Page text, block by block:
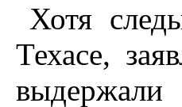
Хотя
Техасе,